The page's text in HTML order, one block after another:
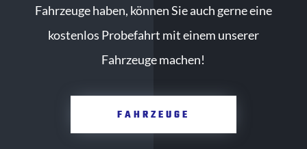
Fahrzeuge haben, können Sie auch gerne eine
kostenlos Probefahrt mit einem unserer
Fahrzeuge machen!
FAHRZEUGE